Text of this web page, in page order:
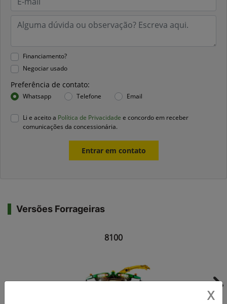
Financiamento?
Negociar usado
Preferência de contato:
Whatsapp Telefone Email
Li e aceito a Política de Privacidade e concordo em receber
comunicações da concessionária.
Entrar em contato
Versões Forrageiras
8100
X